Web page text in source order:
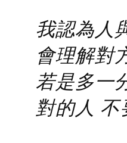
我認為人
會理解對
若是多一
對的人